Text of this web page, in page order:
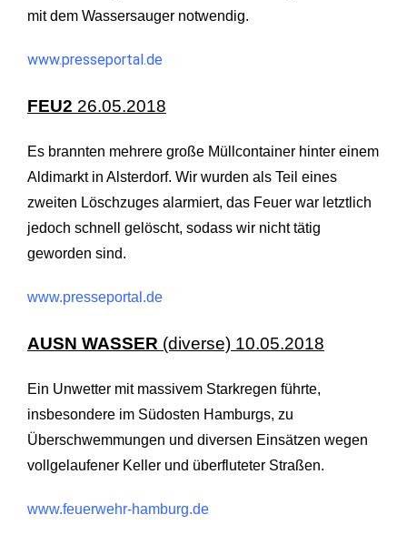
mit dem Wassersauger notwendig.
www.presseportal.de
FEU2 26.05.2018
Es brannten mehrere große Müllcontainer hinter einem
Aldimarkt in Alsterdorf. Wir wurden als Teil eines
zweiten Löschzuges alarmiert, das Feuer war letztlich
jedoch schnell gelöscht, sodass wir nicht tätig
geworden sind.
www.presseportal.de
AUSN WASSER (diverse) 10.05.2018
Ein Unwetter mit massivem Starkregen führte,
insbesondere im Südosten Hamburgs, zu
Überschwemmungen und diversen Einsätzen wegen
vollgelaufener Keller und überfluteter Straßen.
www.feuerwehr-hamburg.de